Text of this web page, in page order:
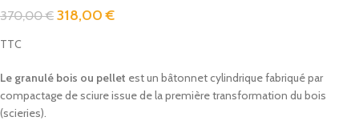
370,00€ 318,00€
TTC
Le granulé bois ou pellet est un bâtonnet cylindrique fabriqué par
compactage de sciure issue de la première transformation du bois
(scieries).